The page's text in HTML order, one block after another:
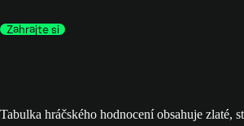
Zahrajte si
Tabulka hráčského hodnocení obsahuje zlaté,